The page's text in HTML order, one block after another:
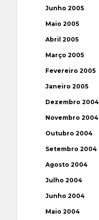
Junho 2005
Maio 2005
Abril 2005
Março 2005
Fevereiro 2005
Janeiro 2005
Dezembro 2004
Novembro 2004
Outubro 2004
Setembro 2004
Agosto 2004
Julho 2004
Junho 2004
Maio 2004